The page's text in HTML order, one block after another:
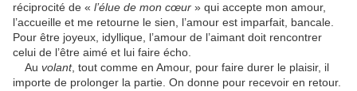
réciprocité de « l’élue de mon cœur » qui accepte mon amour,
l’accueille et me retourne le sien, l’amour est imparfait, bancale.
Pour être joyeux, idyllique, l’amour de l’aimant doit rencontrer
celui de l’être aimé et lui faire écho.
Au volant, tout comme en Amour, pour faire durer le plaisir, il
importe de prolonger la partie. On donne pour recevoir en retour.